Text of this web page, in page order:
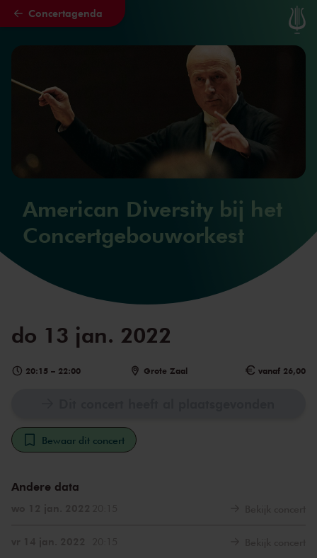
Naar hoofdcontent
Concertagenda
American Diversity bij het
Concertgebouworkest
do 13 jan. 2022
20:15 – 22:00 Grote Zaal vanaf 26,00
Bewaar dit concert
Andere data